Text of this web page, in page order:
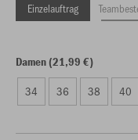
Einzelauftrag
Damen (21,99 €)
34 36 38 40